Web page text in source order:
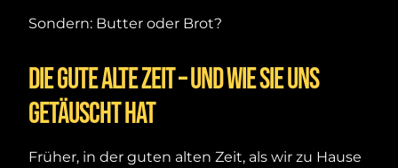
Sondern: Butter oder Brot?
Die gute alte Zeit – und wie sie uns
getäuscht hat
Früher, in der guten alten Zeit, als wir zu Hause